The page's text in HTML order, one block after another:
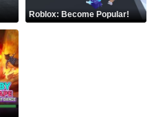
Roblox: Become Popular!